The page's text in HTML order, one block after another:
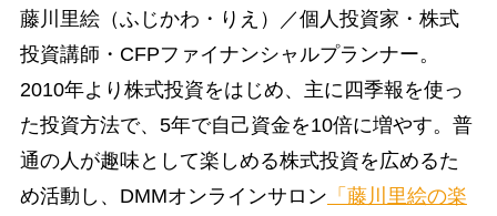
藤川里絵（ふじかわ・りえ）／個人投資家・株式
投資講師・CFPファイナンシャルプランナー。
2010年より株式投資をはじめ、主に四季報を使っ
た投資方法で、5年で自己資金を10倍に増やす。普
通の人が趣味として楽しめる株式投資を広めるた
め活動し、DMMオンラインサロン 「藤川里絵の楽